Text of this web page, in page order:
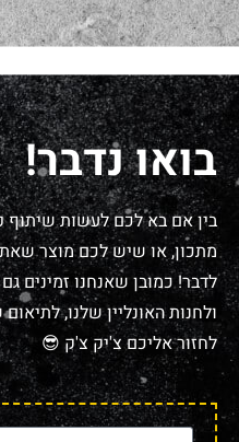
בואו נדבר!
בין אם בא לכם לעשות שיתוף
מתכון, או שיש לכם מוצר
לדבר! כמובן שאנחנו זמינים
ולחנות האונליין שלנו,
לחזור אליכם צ'יק צ'ק 😎